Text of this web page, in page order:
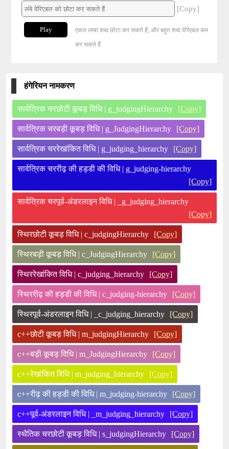
[Copy]
Play
एकल लम्बा शब्द छोटा कर सकते हैं, और बहुत शब्द वेरिएबल कम
कर सकते हैं.
हंगेरियन नामकरण
सार्वत्रिक चरछोटी कूबड़ विधि | g_judgingHierarchy [Copy]
सार्वत्रिक चरबड़ी कूबड़ विधि | g_JudgingHierarchy [Copy]
सार्वत्रिक चररेखांकित विधि | g_judging_hierarchy [Copy]
सार्वत्रिक चररीढ़ की हड्डी की विधि | g_judging-hierarchy
[Copy]
सार्वत्रिक चरपूर्व-अंडरलाइन विधि | _g_judging_hierarchy
[Copy]
स्थिरछोटी कूबड़ विधि | c_judgingHierarchy [Copy]
स्थिरबड़ी कूबड़ विधि | c_JudgingHierarchy [Copy]
स्थिररेखांकित विधि | c_judging_hierarchy [Copy]
स्थिररीढ़ की हड्डी की विधि | c_judging-hierarchy [Copy]
स्थिरपूर्व-अंडरलाइन विधि | _c_judging_hierarchy [Copy]
c++छोटी कूबड़ विधि | m_judgingHierarchy [Copy]
c++बड़ी कूबड़ विधि | m_JudgingHierarchy [Copy]
c++रेखांकित विधि | m_judging_hierarchy [Copy]
c++रीढ़ की हड्डी की विधि | m_judging-hierarchy [Copy]
c++पूर्व-अंडरलाइन विधि | _m_judging_hierarchy [Copy]
स्थैतिक चरछोटी कूबड़ विधि | s_judgingHierarchy [Copy]